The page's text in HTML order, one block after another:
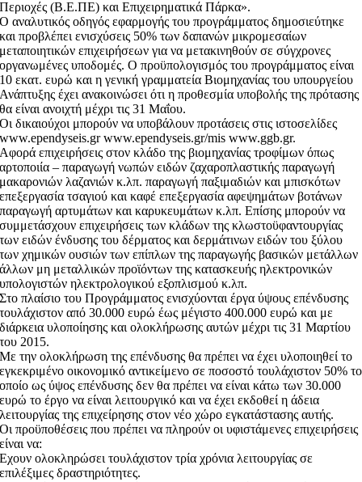
Περιοχές (Β.Ε.ΠΕ) και Επιχειρηματικά Πάρκα».
Ο αναλυτικός οδηγός εφαρμογής του προγράμματος δημοσιεύτηκε
και προβλέπει ενισχύσεις 50% των δαπανών μικρομεσαίων
μεταποιητικών επιχειρήσεων για να μετακινηθούν σε σύγχρονες
οργανωμένες υποδομές. Ο προϋπολογισμός του προγράμματος είναι
10 εκατ. ευρώ και η γενική γραμματεία Βιομηχανίας του υπουργείου
Ανάπτυξης έχει ανακοινώσει ότι η προθεσμία υποβολής της πρότασης
θα είναι ανοιχτή μέχρι τις 31 Μαΐου.
Οι δικαιούχοι μπορούν να υποβάλουν προτάσεις στις ιστοσελίδες
www.ependyseis.gr www.ependyseis.gr/mis www.ggb.gr.
Αφορά επιχειρήσεις στον κλάδο της βιομηχανίας τροφίμων όπως
αρτοποιία – παραγωγή νωπών ειδών ζαχαροπλαστικής παραγωγή
μακαρονιών λαζανιών κ.λπ. παραγωγή παξιμαδιών και μπισκότων
επεξεργασία τσαγιού και καφέ επεξεργασία αφεψημάτων βοτάνων
παραγωγή αρτυμάτων και καρυκευμάτων κ.λπ. Επίσης μπορούν να
συμμετάσχουν επιχειρήσεις των κλάδων της κλωστοϋφαντουργίας
των ειδών ένδυσης του δέρματος και δερμάτινων ειδών του ξύλου
των χημικών ουσιών των επίπλων της παραγωγής βασικών μετάλλων
άλλων μη μεταλλικών προϊόντων της κατασκευής ηλεκτρονικών
υπολογιστών ηλεκτρολογικού εξοπλισμού κ.λπ.
Στο πλαίσιο του Προγράμματος ενισχύονται έργα ύψους επένδυσης
τουλάχιστον από 30.000 ευρώ έως μέγιστο 400.000 ευρώ και με
διάρκεια υλοποίησης και ολοκλήρωσης αυτών μέχρι τις 31 Μαρτίου
του 2015.
Με την ολοκλήρωση της επένδυσης θα πρέπει να έχει υλοποιηθεί το
εγκεκριμένο οικονομικό αντικείμενο σε ποσοστό τουλάχιστον 50% το
οποίο ως ύψος επένδυσης δεν θα πρέπει να είναι κάτω των 30.000
ευρώ το έργο να είναι λειτουργικό και να έχει εκδοθεί η άδεια
λειτουργίας της επιχείρησης στον νέο χώρο εγκατάστασης αυτής.
Οι προϋποθέσεις που πρέπει να πληρούν οι υφιστάμενες επιχειρήσεις
είναι να:
Εχουν ολοκληρώσει τουλάχιστον τρία χρόνια λειτουργίας σε
επιλέξιμες δραστηριότητες.